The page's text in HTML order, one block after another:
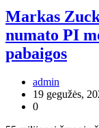
Markas
numato PI
pabaigos
admin
19 gegužės,
0